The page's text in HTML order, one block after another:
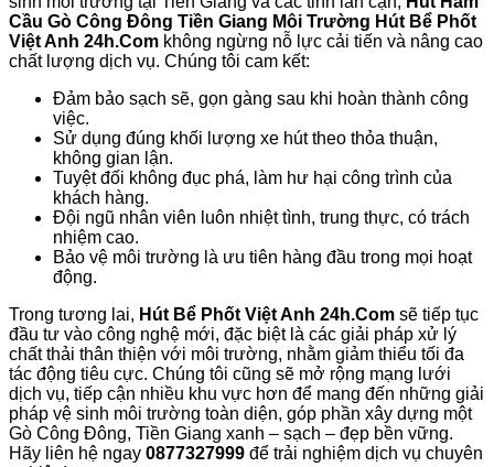
Cầu Gò Công Đông Tiền Giang Môi Trường Hút Bể Phốt
Việt Anh 24h.Com không ngừng nỗ lực cải tiến và nâng cao
chất lượng dịch vụ. Chúng tôi cam kết:
Đảm bảo sạch sẽ, gọn gàng sau khi hoàn thành công
việc.
Sử dụng đúng khối lượng xe hút theo thỏa thuận,
không gian lận.
Tuyệt đối không đục phá, làm hư hại công trình của
khách hàng.
Đội ngũ nhân viên luôn nhiệt tình, trung thực, có trách
nhiệm cao.
Bảo vệ môi trường là ưu tiên hàng đầu trong mọi hoạt
động.
Trong tương lai, Hút Bể Phốt Việt Anh 24h.Com sẽ tiếp tục
đầu tư vào công nghệ mới, đặc biệt là các giải pháp xử lý
chất thải thân thiện với môi trường, nhằm giảm thiểu tối đa
tác động tiêu cực. Chúng tôi cũng sẽ mở rộng mạng lưới
dịch vụ, tiếp cận nhiều khu vực hơn để mang đến những giải
pháp vệ sinh môi trường toàn diện, góp phần xây dựng một
Gò Công Đông, Tiền Giang xanh – sạch – đẹp bền vững.
Hãy liên hệ ngay 0877327999 để trải nghiệm dịch vụ chuyên